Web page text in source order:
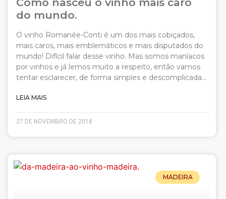
do mundo.
O vinho Romanée-Conti é um dos mais cobiçados,
mais caros, mais emblemáticos e mais disputados do
mundo! Difícil falar desse vinho. Mas somos maníacos
por vinhos e já lemos muito a respeito, então vamos
tentar esclarecer, de forma simples e descomplicada…
LEIA MAIS
27 DE NOVEMBRO DE 2018
MADEIRA